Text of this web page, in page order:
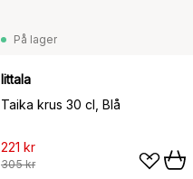
På lager
Iittala
Taika krus 30 cl, Blå
221 kr
305 kr